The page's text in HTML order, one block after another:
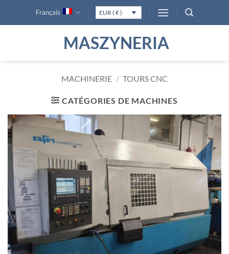
Français EUR ( € )
MASZYNERIA
MACHINERIE / TOURS CNC
CATÉGORIES DE MACHINES